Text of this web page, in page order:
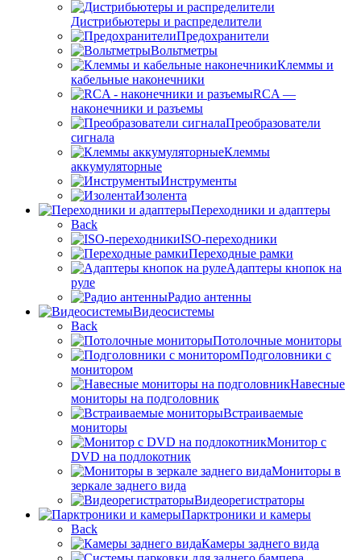
Дистрибьютеры и распределители
Предохранители
Вольтметры
Клеммы и
кабельные наконечники
RCA —
наконечники и разъемы
Преобразователи
сигнала
Клеммы
аккумуляторные
Инструменты
Изолента
Переходники и адаптеры
Back
ISO-переходники
Переходные рамки
Адаптеры кнопок на
руле
Радио антенны
Видеосистемы
Back
Потолочные мониторы
Подголовники с
монитором
Навесные
мониторы на подголовник
Встраиваемые
мониторы
Монитор с
DVD на подлокотник
Мониторы в
зеркале заднего вида
Видеорегистраторы
Парктроники и камеры
Back
Камеры заднего вида